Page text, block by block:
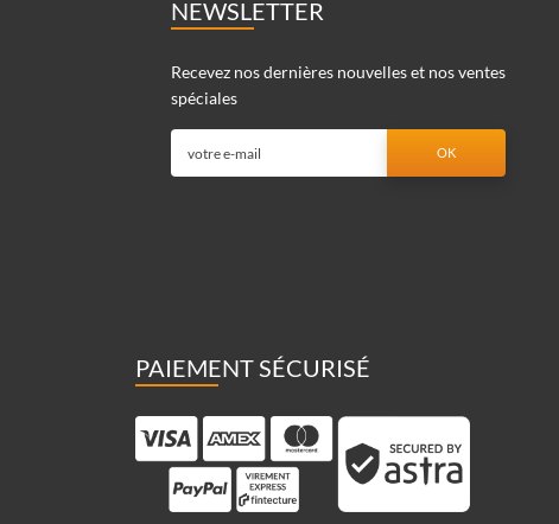
NEWSLETTER
Recevez nos dernières nouvelles et nos ventes
spéciales
PAIEMENT SÉCURISÉ